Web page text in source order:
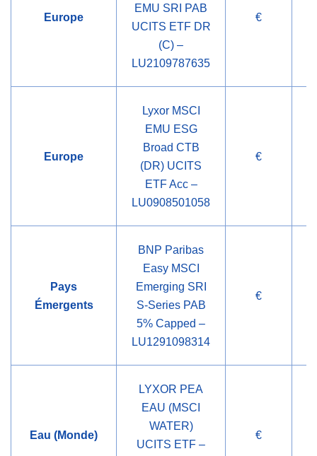
Europe
EMU SRI PAB
UCITS ETF DR
(C) –
LU2109787635
€
Europe
Lyxor MSCI
EMU ESG
Broad CTB
(DR) UCITS
ETF Acc –
LU0908501058
€
Pays
Émergents
BNP Paribas
Easy MSCI
Emerging SRI
S-Series PAB
5% Capped –
LU1291098314
€
Eau (Monde)
LYXOR PEA
EAU (MSCI
WATER)
UCITS ETF –
€